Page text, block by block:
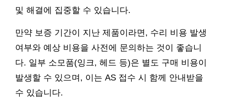
및 해결에 집중할 수 있습니다.
만약 보증 기간이 지난 제품이라면, 수리 비용 발생
여부와 예상 비용을 사전에 문의하는 것이 좋습니
다. 일부 소모품(잉크, 헤드 등)은 별도 구매 비용이
발생할 수 있으며, 이는 AS 접수 시 함께 안내받을
수 있습니다.